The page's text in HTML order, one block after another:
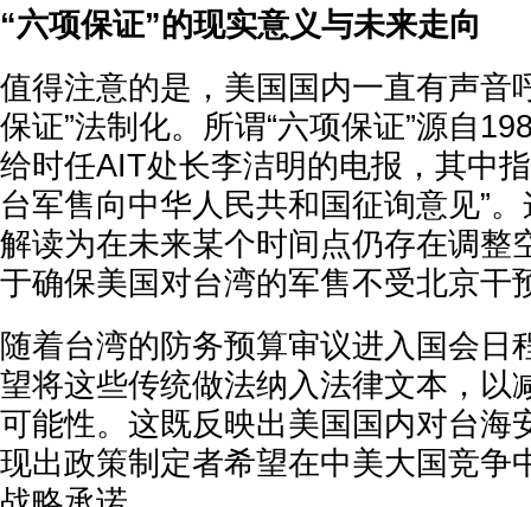
“六项保证”的现实意义与未来走向
值得注意的是，美国国内一直有声音
保证”法制化。所谓“六项保证”源自
给时任AIT处长李洁明的电报，其中
台军售向中华人民共和国征询意见”
解读为在未来某个时间点仍存在调整
于确保美国对台湾的军售不受北京干
随着台湾的防务预算审议进入国会日
望将这些传统做法纳入法律文本，以
可能性。这既反映出美国国内对台海
现出政策制定者希望在中美大国竞争